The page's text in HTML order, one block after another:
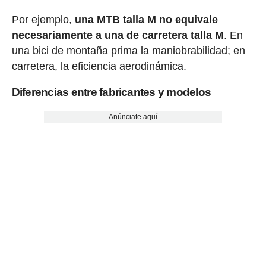
Por ejemplo, una MTB talla M no equivale
necesariamente a una de carretera talla M. En
una bici de montaña prima la maniobrabilidad; en
carretera, la eficiencia aerodinámica.
Diferencias entre fabricantes y modelos
Anúnciate aquí